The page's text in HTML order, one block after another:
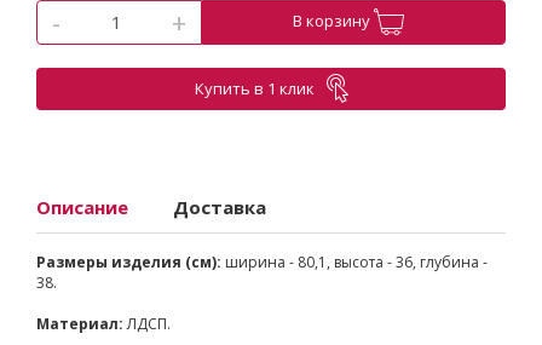
- + В корзину
Купить в 1 клик
Описание Доставка
Размеры изделия (см): ширина - 80,1, высота - 36, глубина -
38.
Материал:ЛДСП.